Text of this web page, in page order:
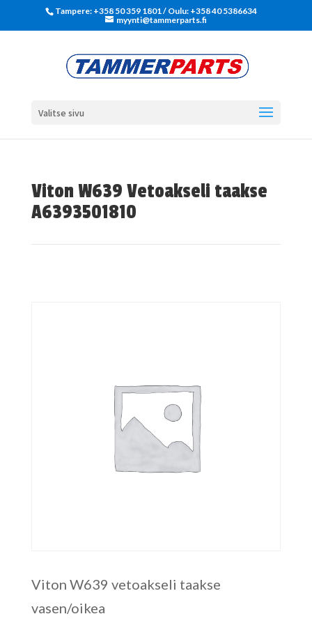
Tampere: +358 50 359 1801‬ / Oulu: +358 40 5386634
myynti@tammerparts.fi
Valitse sivu
Viton W639 Vetoakseli taakse
A6393501810
Viton W639 vetoakseli taakse
vasen/oikea